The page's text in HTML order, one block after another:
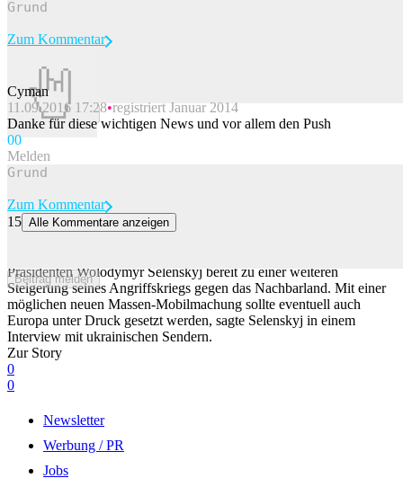
Beitrag melden
Zum Kommentar
Cyman
11.09.2016 17:28 registriert Januar 2014
Danke für diese wichtigen News und vor allem den Push
00
Melden
Beitrag melden
Zum Kommentar
15 Alle Kommentare anzeigen
Präsidenten Wolodymyr Selenskyj bereit zu einer weiteren
Steigerung seines Angriffskriegs gegen das Nachbarland. Mit einer
möglichen neuen Massen-Mobilmachung sollte eventuell auch
Europa unter Druck gesetzt werden, sagte Selenskyj in einem
Interview mit ukrainischen Sendern.
Zur Story
0
0
Newsletter
Werbung / PR
Jobs